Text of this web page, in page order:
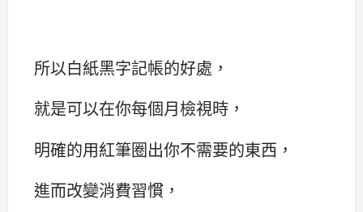
所以白紙黑字記帳的好處，
就是可以在你每個月檢視時，
明確的用紅筆圈出你不需要的東西，
進而改變消費習慣，